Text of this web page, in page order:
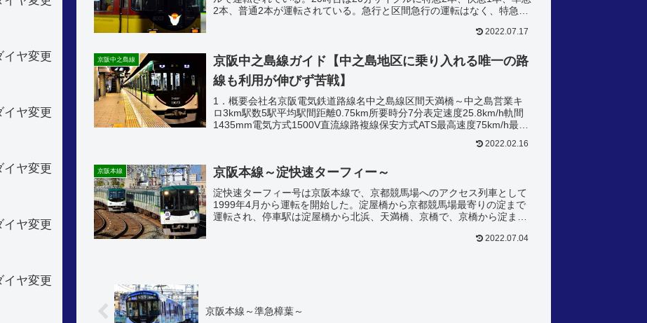
2本、普通2本が運転されている。急行と区間急行の運転はなく、特急と
2022.07.17
京阪中之島線
京阪中之島線ガイド【中之島地区に乗り入れる唯一の路
線も利用が伸びず苦戦】
1．概要会社名京阪電気鉄道路線名中之島線区間天満橋～中之島営業キ
ロ3km駅数5駅平均駅間距離0.75km所要時分7分表定速度25.8km/h軌間
1435mm電気方式1500V直流線路複線保安方式ATS最高速度75km/h最大
2022.02.16
京阪本線 京阪本線～淀快速ターフィー～
淀快速ターフィー号は京阪本線で、京都競馬場へのアクセス列車として
1999年4月から運転を開始した。淀屋橋から京都競馬場最寄りの淀まで
運転され、停車駅は淀屋橋から北浜、天満橋、京橋で、京橋から淀まで
2022.07.04
京阪本線～準急樟葉～
ヤ変更
ヤ変更
ヤ変更
ヤ変更
ヤ変更